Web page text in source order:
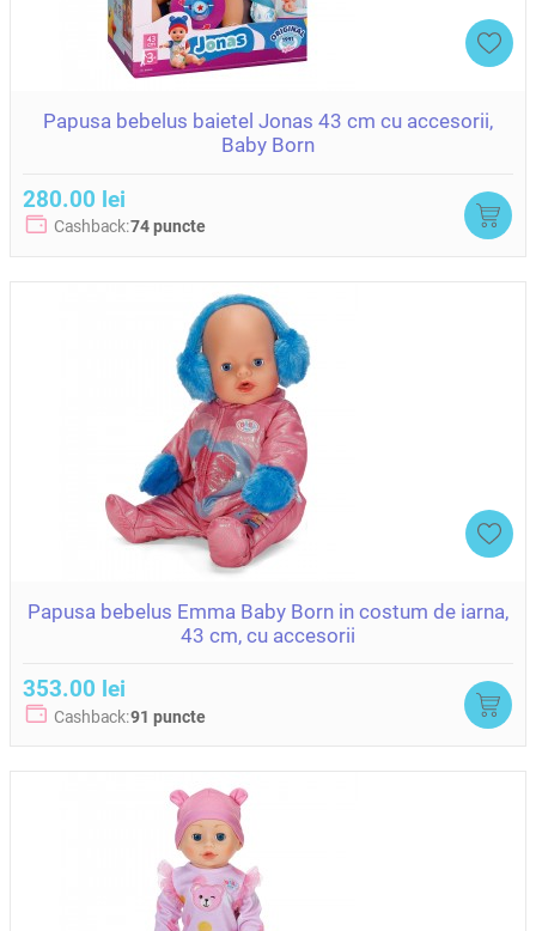
Papusa bebelus baietel Jonas 43 cm cu accesorii,
Baby Born
280.00 lei
Cashback:74 puncte
Papusa bebelus Emma Baby Born in costum de iarna,
43 cm, cu accesorii
353.00 lei
Cashback:91 puncte